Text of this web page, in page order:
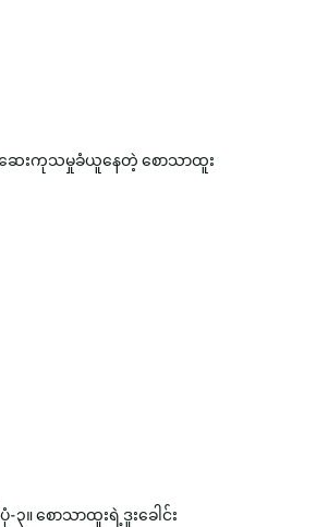
ဆေးကုသမှုခံယူနေတဲ့ စောသာထူး
-၃။ စောသာထူးရဲ့ဒူးခေါင်း